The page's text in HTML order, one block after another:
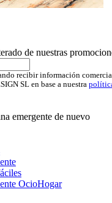
de nuestras
recibir información
SL en base a nuestra
emergente de nuevo
OcioHogar